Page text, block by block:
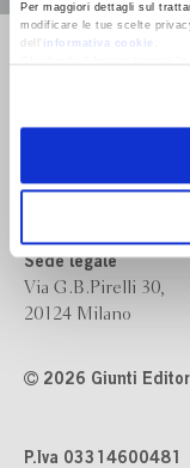
Per maggiori dettagli sul
modificare le tue scelte
dell’
informativa cookie
Bompiani è un
Via Bolognese 165,
Sede legale
Via G.B.Pirelli 30,
20124 Milano
2026 Giunti
P.Iva 03314600481